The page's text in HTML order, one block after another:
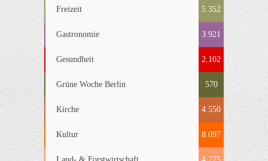
Freizeit 5.352
Gastronomie 3.921
Gesundheit 2.102
Grüne Woche Berlin 570
Kirche 4.550
Kultur 8.097